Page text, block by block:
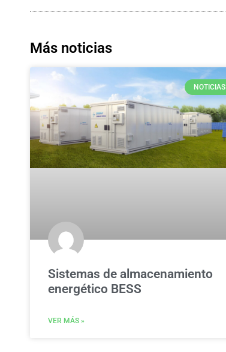
Más noticias
NOTICIAS
Sistemas de almacenamiento
energético BESS
VER MÁS »